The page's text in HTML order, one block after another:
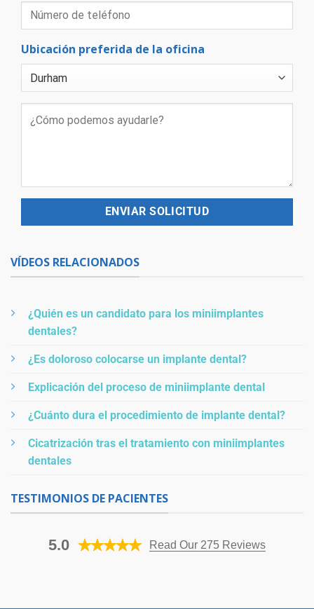
Ubicación preferida de la oficina
VÍDEOS RELACIONADOS
¿Quién es un candidato para los miniimplantes
dentales?
¿Es doloroso colocarse un implante dental?
Explicación del proceso de miniimplante dental
¿Cuánto dura el procedimiento de implante dental?
Cicatrización tras el tratamiento con miniimplantes
dentales
TESTIMONIOS DE PACIENTES
5.0 Read Our 275 Reviews